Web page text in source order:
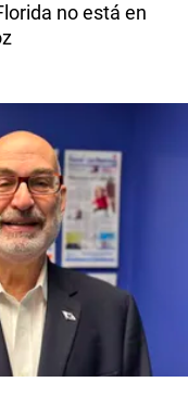
no está en